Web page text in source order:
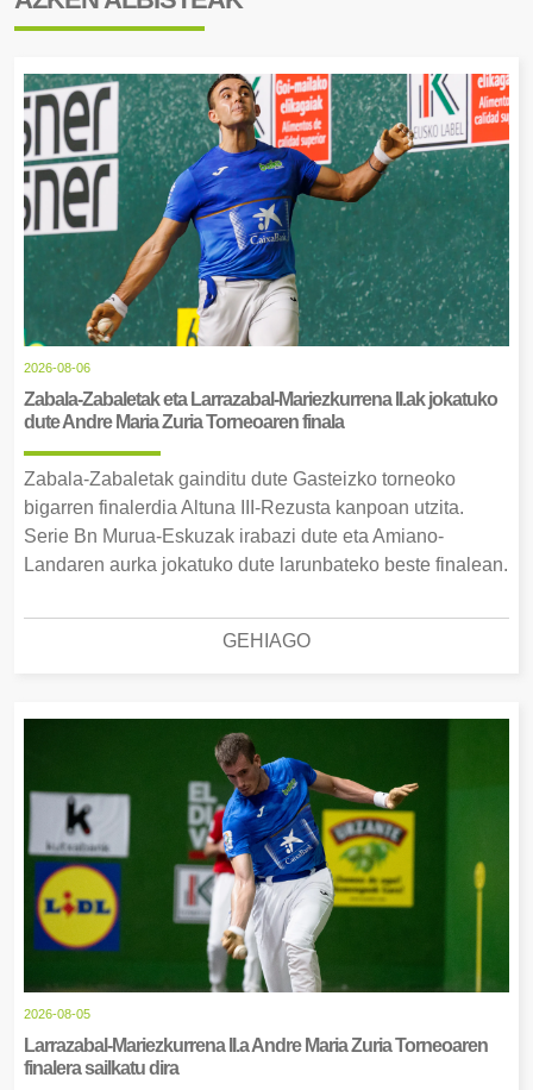
2026-08-06
Zabala-Zabaletak eta Larrazabal-Mariezkurrena II.ak jokatuko
dute Andre Maria Zuria Torneoaren finala
Zabala-Zabaletak gainditu dute Gasteizko torneoko
bigarren finalerdia Altuna III-Rezusta kanpoan utzita.
Serie Bn Murua-Eskuzak irabazi dute eta Amiano-
Landaren aurka jokatuko dute larunbateko beste finalean.
GEHIAGO
2026-08-05
Larrazabal-Mariezkurrena II.a Andre Maria Zuria Torneoaren
finalera sailkatu dira